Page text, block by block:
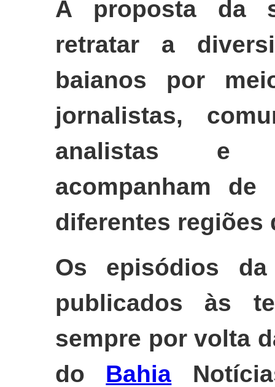
A proposta da
retratar a
baianos por
jornalistas,
analistas e
acompanham
diferentes regiões
Os episódios
publicados às
sempre por volta
do Bahia